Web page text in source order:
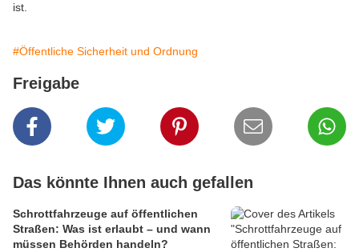
ist.
#Öffentliche Sicherheit und Ordnung
Freigabe
Das könnte Ihnen auch gefallen
Schrottfahrzeuge auf öffentlichen
Straßen: Was ist erlaubt – und wann
müssen Behörden handeln?